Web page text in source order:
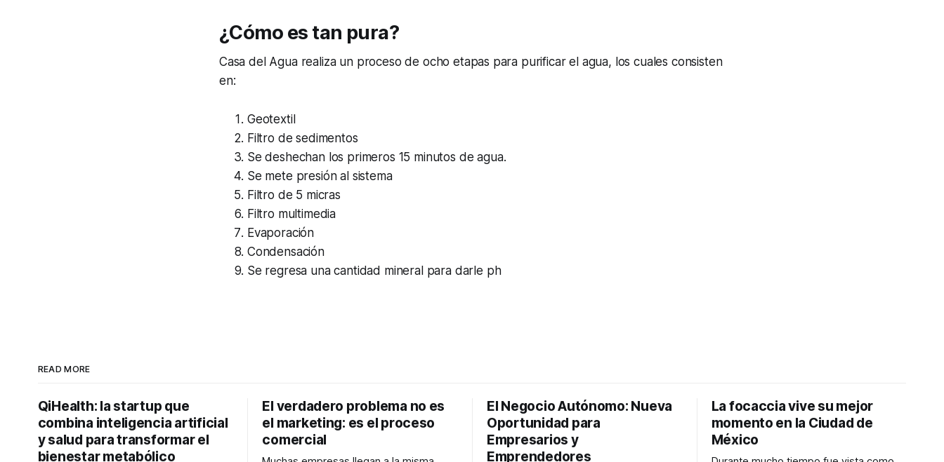
¿Cómo es tan pura?
Casa del Agua realiza un proceso de ocho etapas para purificar el agua, los cuales consisten
en:
Geotextil
Filtro de sedimentos
Se deshechan los primeros 15 minutos de agua.
Se mete presión al sistema
Filtro de 5 micras
Filtro multimedia
Evaporación
Condensación
Se regresa una cantidad mineral para darle ph
READ MORE
QiHealth: la startup que
combina inteligencia artificial
y salud para transformar el
bienestar metabólico
El verdadero problema no es
el marketing: es el proceso
comercial
El Negocio Autónomo: Nueva
Oportunidad para
Empresarios y
Emprendedores
La focaccia vive su mejor
momento en la Ciudad de
México